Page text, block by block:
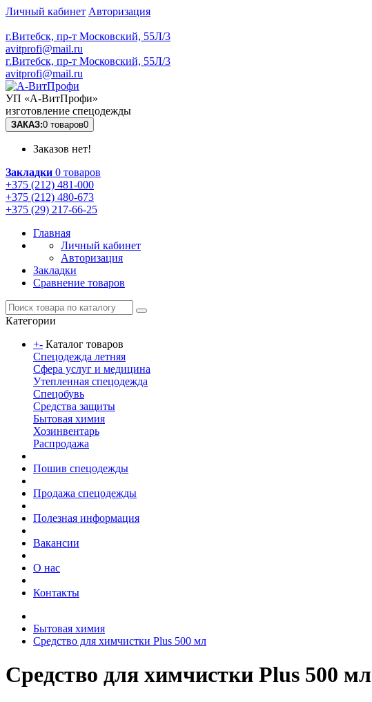
Личный кабинет Авторизация
г.Витебск, пр-т Московский, 55Л/3
avitprofi@mail.ru
г.Витебск, пр-т Московский, 55Л/3
avitprofi@mail.ru
УП «А-ВитПрофи»
изготовление спецодежды
ЗАКАЗ:0 товаров0
Заказов нет!
Закладки 0 товаров
+375 (212) 481-000
+375 (212) 480-673
+375 (29) 217-66-25
Главная
Личный кабинет
Авторизация
Закладки
Сравнение товаров
Категории
+- Каталог товаров
Спецодежда летняя
Сфера услуг и медицина
Утепленная спецодежда
Спецобувь
Средства защиты
Бытовая химия
Хозинвентарь
Распродажа
Пошив спецодежды
Продажа спецодежды
Полезная информация
Вакансии
О нас
Контакты
Бытовая химия
Средство для химчистки Plus 500 мл
Средство для химчистки Plus 500 мл